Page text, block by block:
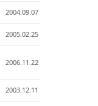
2004.09.07
2005.02.25
2006.11.22
2003.12.11